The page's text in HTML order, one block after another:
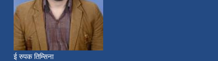
ई रुपक तिम्सिना